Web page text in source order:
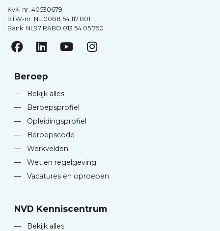
KvK-nr. 40530679
BTW-nr. NL.0088.54.117.B01
Bank: NL97 RABO 013 54 05 750
Beroep
—
Bekijk alles
—
Beroepsprofiel
—
Opleidingsprofiel
—
Beroepscode
—
Werkvelden
—
Wet en regelgeving
—
Vacatures en oproepen
NVD Kenniscentrum
—
Bekijk alles